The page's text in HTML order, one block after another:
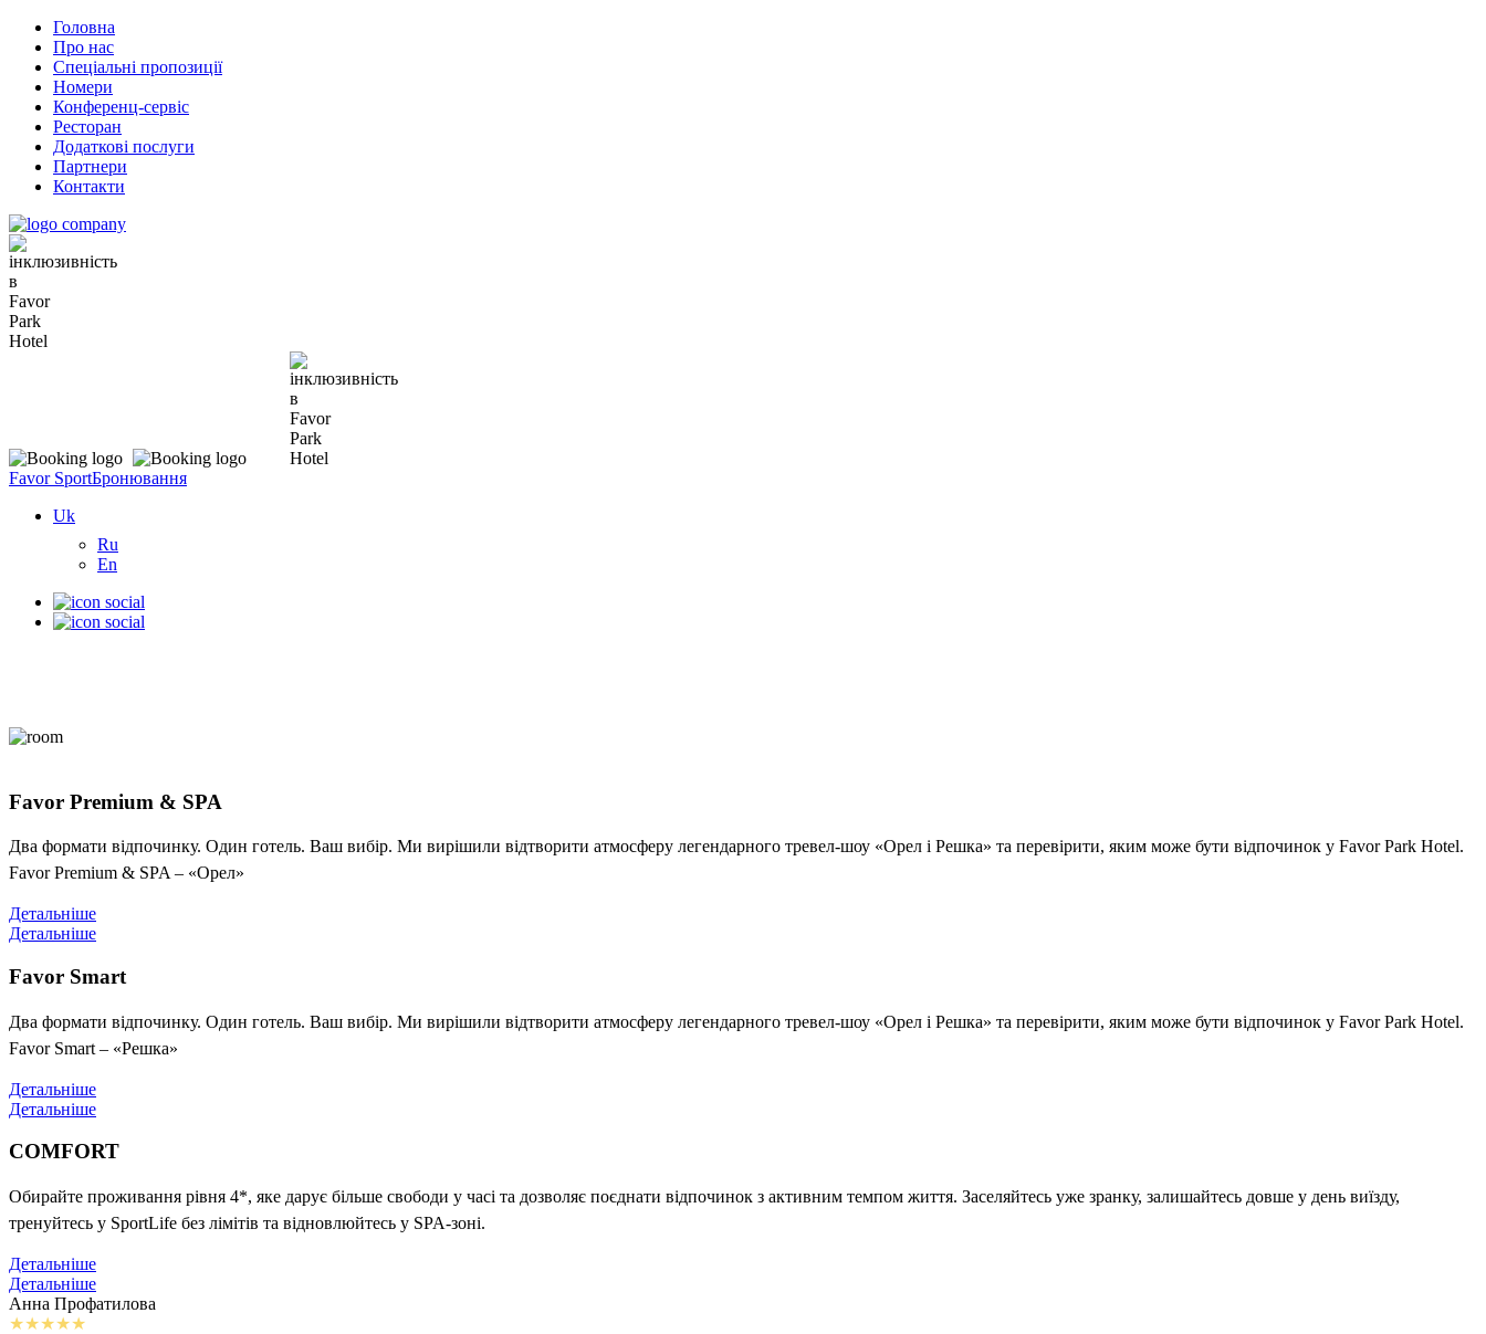
Головна
Про нас
Спеціальні пропозиції
Номери
Конференц-сервіс
Ресторан
Додаткові послуги
Партнери
Контакти
Favor SportБронювання
Uk
Ru
En
Favor Premium & SPA
Два формати відпочинку. Один готель. Ваш вибір. Ми вирішили відтворити атмосферу легендарного тревел-шоу «Орел і Решка» та перевірити, яким може бути відпочинок у Favor Park Hotel.
Favor Premium & SPA – «Орел»
Детальніше
Детальніше
Favor Smart
Два формати відпочинку. Один готель. Ваш вибір. Ми вирішили відтворити атмосферу легендарного тревел-шоу «Орел і Решка» та перевірити, яким може бути відпочинок у Favor Park Hotel.
Favor Smart – «Решка»
Детальніше
Детальніше
COMFORT
Обирайте проживання рівня 4*, яке дарує більше свободи у часі та дозволяє поєднати відпочинок з активним темпом життя. Заселяйтесь уже зранку, залишайтесь довше у день виїзду,
тренуйтесь у SportLife без лімітів та відновлюйтесь у SPA-зоні.
Детальніше
Детальніше
Анна Профатилова